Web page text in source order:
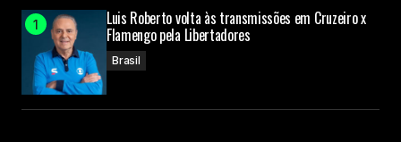
Luis Roberto volta às transmissões em Cruzeiro x
Flamengo pela Libertadores
Brasil